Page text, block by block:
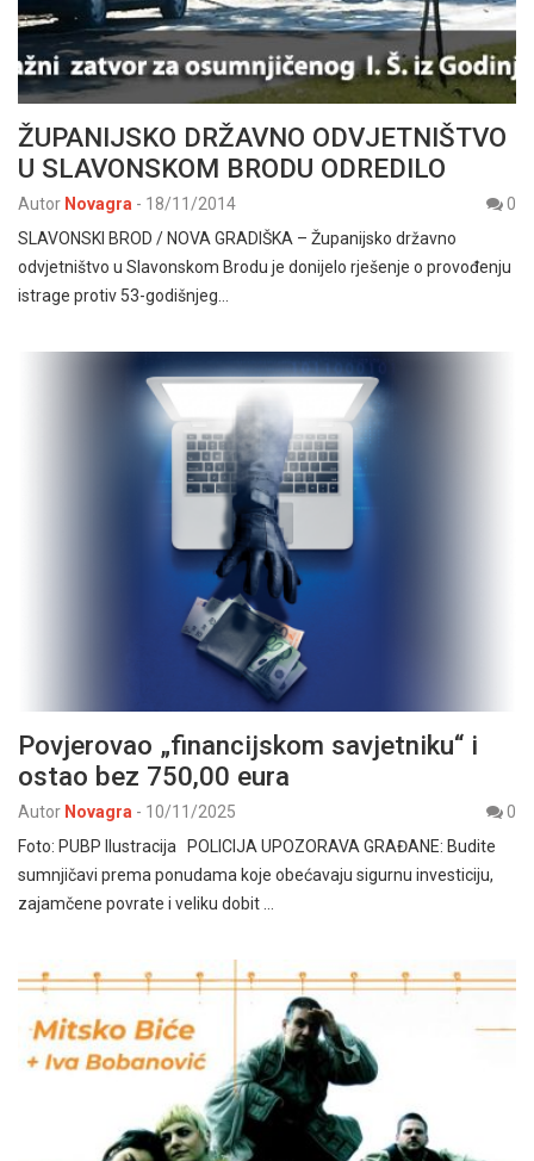
ŽUPANIJSKO DRŽAVNO ODVJETNIŠTVO
U SLAVONSKOM BRODU ODREDILO
Autor Novagra - 18/11/2014
0
SLAVONSKI BROD / NOVA GRADIŠKA – Županijsko državno
odvjetništvo u Slavonskom Brodu je donijelo rješenje o provođenju
istrage protiv 53-godišnjeg…
Povjerovao „financijskom savjetniku“ i
ostao bez 750,00 eura
Autor Novagra - 10/11/2025
0
Foto: PUBP Ilustracija POLICIJA UPOZORAVA GRAĐANE: Budite
sumnjičavi prema ponudama koje obećavaju sigurnu investiciju,
zajamčene povrate i veliku dobit …